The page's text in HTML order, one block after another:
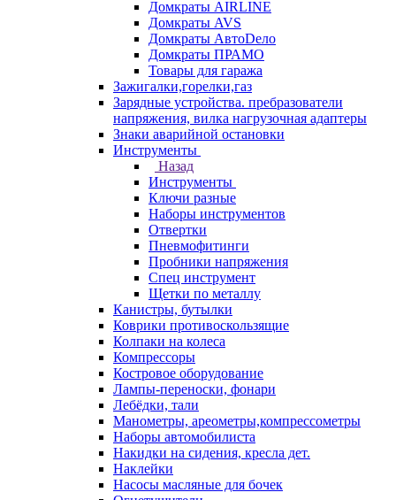
Домкраты AIRLINE
Домкраты AVS
Домкраты АвтоDело
Домкраты ПРАМО
Товары для гаража
Зажигалки,горелки,газ
Зарядные устройства. пребразователи
напряжения, вилка нагрузочная адаптеры
Знаки аварийной остановки
Инструменты
Назад
Инструменты
Ключи разные
Наборы инструментов
Отвертки
Пневмофитинги
Пробники напряжения
Спец инструмент
Щетки по металлу
Канистры, бутылки
Коврики противоскользящие
Колпаки на колеса
Компрессоры
Костровое оборудование
Лампы-переноски, фонари
Лебёдки, тали
Манометры, ареометры,компрессометры
Наборы автомобилиста
Накидки на сидения, кресла дет.
Наклейки
Насосы масляные для бочек